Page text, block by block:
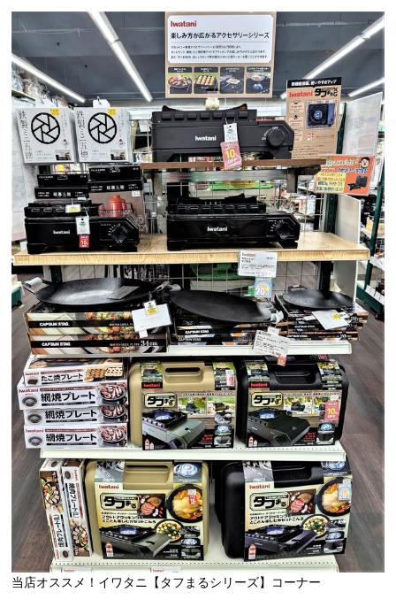
当店オススメ！イワタニ【タフまるシリーズ】コーナー